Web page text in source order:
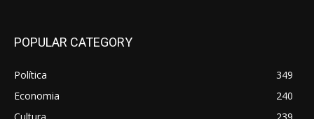
POPULAR CATEGORY
Política
349
Economia
240